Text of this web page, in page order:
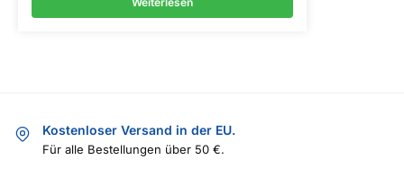
Kostenloser Versand in der EU.
Für alle Bestellungen über 50 €.